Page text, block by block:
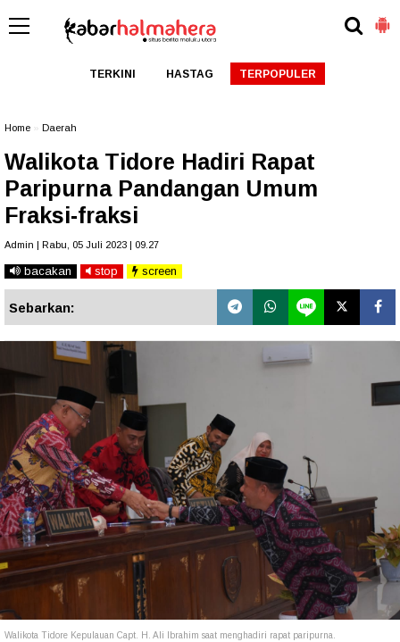
TERKINI HASTAG TERPOPULER
Home Daerah
Walikota Tidore Hadiri Rapat
Paripurna Pandangan Umum
Fraksi-fraksi
Admin | Rabu, 05 Juli 2023 | 09.27
bacakan stop screen
Sebarkan:
Walikota Tidore Kepulauan Capt. H. Ali Ibrahim saat menghadiri rapat paripurna.